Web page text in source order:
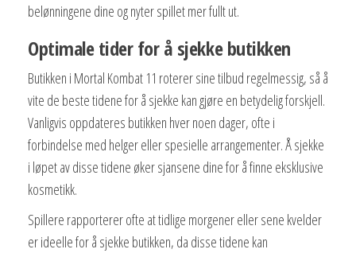
belønningene dine og nyter spillet mer fullt ut.
Optimale tider for å sjekke butikken
Butikken i Mortal Kombat 11 roterer sine tilbud regelmessig, så å
vite de beste tidene for å sjekke kan gjøre en betydelig forskjell.
Vanligvis oppdateres butikken hver noen dager, ofte i
forbindelse med helger eller spesielle arrangementer. Å sjekke
i løpet av disse tidene øker sjansene dine for å finne eksklusive
kosmetikk.
Spillere rapporterer ofte at tidlige morgener eller sene kvelder
er ideelle for å sjekke butikken, da disse tidene kan